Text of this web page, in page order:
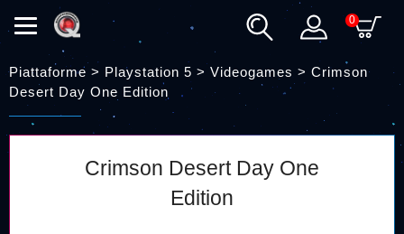
0
Piattaforme > Playstation 5 > Videogames > Crimson
Desert Day One Edition
Crimson Desert Day One
Edition